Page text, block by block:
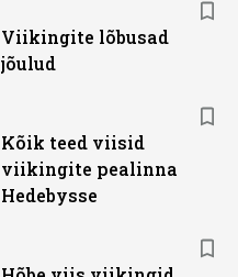
Viikingite lõbusad
jõulud
Kõik teed viisid
viikingite pealinna
Hedebysse